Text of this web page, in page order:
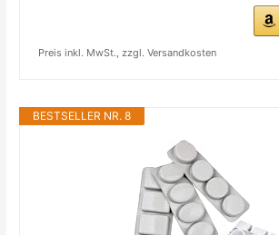
Preis inkl. MwSt., zzgl. Versandkosten
BESTSELLER NR. 8